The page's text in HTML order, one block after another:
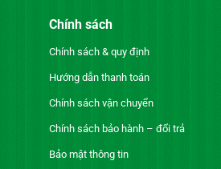
Chính sách
Chính sách & quy định
Hướng dẫn thanh toán
Chính sách vận chuyển
Chính sách bảo hành – đổi trả
Bảo mật thông tin